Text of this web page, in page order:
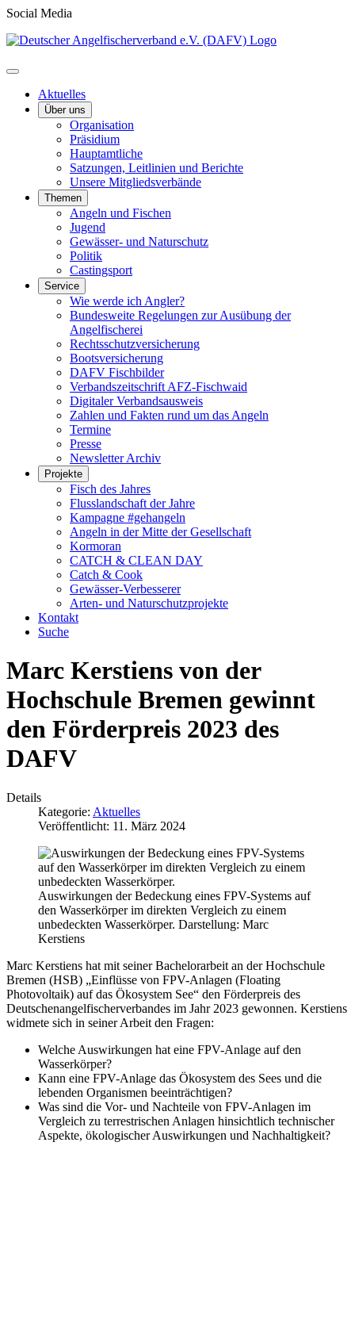
Social Media
Aktuelles
Über uns
Organisation
Präsidium
Hauptamtliche
Satzungen, Leitlinien und Berichte
Unsere Mitgliedsverbände
Themen
Angeln und Fischen
Jugend
Gewässer- und Naturschutz
Politik
Castingsport
Service
Wie werde ich Angler?
Bundesweite Regelungen zur Ausübung der
Angelfischerei
Rechtsschutzversicherung
Bootsversicherung
DAFV Fischbilder
Verbandszeitschrift AFZ-Fischwaid
Digitaler Verbandsausweis
Zahlen und Fakten rund um das Angeln
Termine
Presse
Newsletter Archiv
Projekte
Fisch des Jahres
Flusslandschaft der Jahre
Kampagne #gehangeln
Angeln in der Mitte der Gesellschaft
Kormoran
CATCH & CLEAN DAY
Catch & Cook
Gewässer-Verbesserer
Arten- und Naturschutzprojekte
Kontakt
Suche
Marc Kerstiens von der
Hochschule Bremen gewinnt
den Förderpreis 2023 des
DAFV
Details
Kategorie: Aktuelles
Veröffentlicht: 11. März 2024
Auswirkungen der Bedeckung eines FPV-Systems auf
den Wasserkörper im direkten Vergleich zu einem
unbedeckten Wasserkörper. Darstellung: Marc
Kerstiens
Marc Kerstiens hat mit seiner Bachelorarbeit an der Hochschule
Bremen (HSB) „Einflüsse von FPV-Anlagen (Floating
Photovoltaik) auf das Ökosystem See“ den Förderpreis des
Deutschenangelfischerverbandes im Jahr 2023 gewonnen. Kerstiens
widmete sich in seiner Arbeit den Fragen:
Welche Auswirkungen hat eine FPV-Anlage auf den
Wasserkörper?
Kann eine FPV-Anlage das Ökosystem des Sees und die
lebenden Organismen beeinträchtigen?
Was sind die Vor- und Nachteile von FPV-Anlagen im
Vergleich zu terrestrischen Anlagen hinsichtlich technischer
Aspekte, ökologischer Auswirkungen und Nachhaltigkeit?